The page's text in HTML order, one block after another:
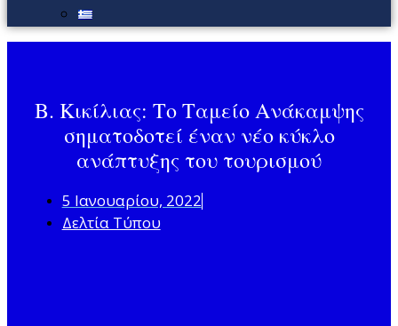
Β. Κικίλιας: Το Ταμείο Ανάκαμψης
σηματοδοτεί έναν νέο κύκλο
ανάπτυξης του τουρισμού
5 Ιανουαρίου, 2022
Δελτία Τύπου